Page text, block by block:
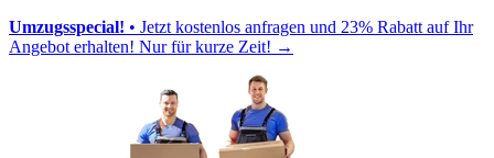
Umzugsspecial! • Jetzt kostenlos anfragen und 23% Rabatt auf Ihr
Angebot erhalten! Nur für kurze Zeit! →